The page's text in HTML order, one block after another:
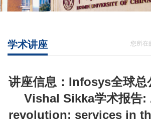
您所在
学术讲座
讲座信息：Infosys全球总
Vishal Sikka学术报告:
revolution: services in